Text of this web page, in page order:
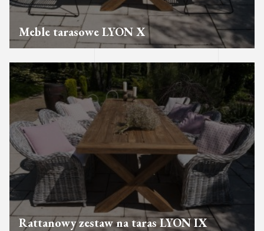
Meble tarasowe LYON X
Rattanowy zestaw na taras LYON IX